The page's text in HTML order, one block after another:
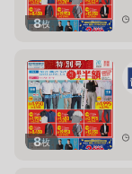
8枚
8枚